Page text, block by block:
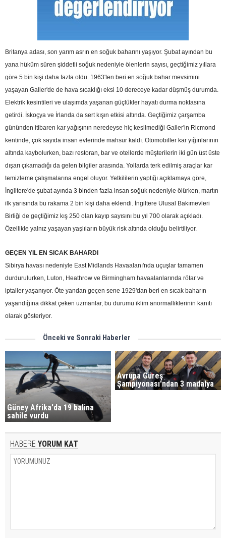
Britanya adası, son yarım asrın en soğuk baharını yaşıyor. Şubat ayından bu
yana hüküm süren şiddetli soğuk nedeniyle ölenlerin sayısı, geçtiğimiz yıllara
göre 5 bin kişi daha fazla oldu. 1963'ten beri en soğuk bahar mevsimini
yaşayan Galler'de de hava sıcaklığı eksi 10 dereceye kadar düşmüş durumda.
Elektrik kesintileri ve ulaşımda yaşanan güçlükler hayatı durma noktasına
getirdi. İskoçya ve İrlanda da sert kışın etkisi altında. Geçtiğimiz çarşamba
gününden itibaren kar yağışının neredeyse hiç kesilmediği Galler'in Ricmond
kentinde, çok sayıda insan evlerinde mahsur kaldı. Otomobiller kar yığınlarının
altında kaybolurken, bazı restoran, bar ve otellerde müşterilerin iki gün üst üste
dışarı çıkamadığı da gelen bilgiler arasında. Yollarda terk edilmiş araçlar kar
temizleme çalışmalarına engel oluyor. Yetkililerin yaptığı açıklamaya göre,
İngiltere'de şubat ayında 3 binden fazla insan soğuk nedeniyle ölürken, martın
ilk yarısında bu rakama 2 bin kişi daha eklendi. İngiltere Ulusal Bakımevleri
Birliği de geçtiğimiz kış 250 olan kayıp sayısını bu yıl 700 olarak açıkladı.
Özellikle yalnız yaşayan yaşlıların büyük risk altında olduğu belirtiliyor.
GEÇEN YIL EN SICAK BAHARDI
Sibirya havası nedeniyle East Midlands Havaalanı'nda uçuşlar tamamen
durdurulurken, Luton, Heathrow ve Birmingham havaalanlarında rötar ve
iptaller yaşanıyor. Öte yandan geçen sene 1929'dan beri en sıcak baharın
yaşandığına dikkat çeken uzmanlar, bu durumu iklim anormalliklerinin kanıtı
olarak gösteriyor.
Önceki ve Sonraki Haberler
Güney Afrika'da 19 balina
sahile vurdu
Avrupa Güreş
Şampiyonası'ndan 3 madalya
HABERE YORUM KAT